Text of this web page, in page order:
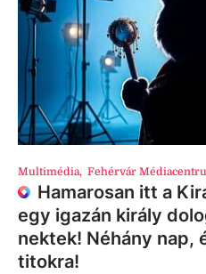
Multimédia, Fehérvár
Hamarosan itt a
egy igazán király
nektek! Néhány nap,
titokra!